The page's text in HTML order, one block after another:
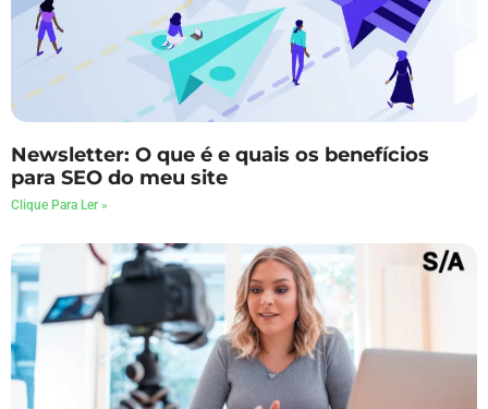
Newsletter: O que é e quais os benefícios
para SEO do meu site
Clique Para Ler »